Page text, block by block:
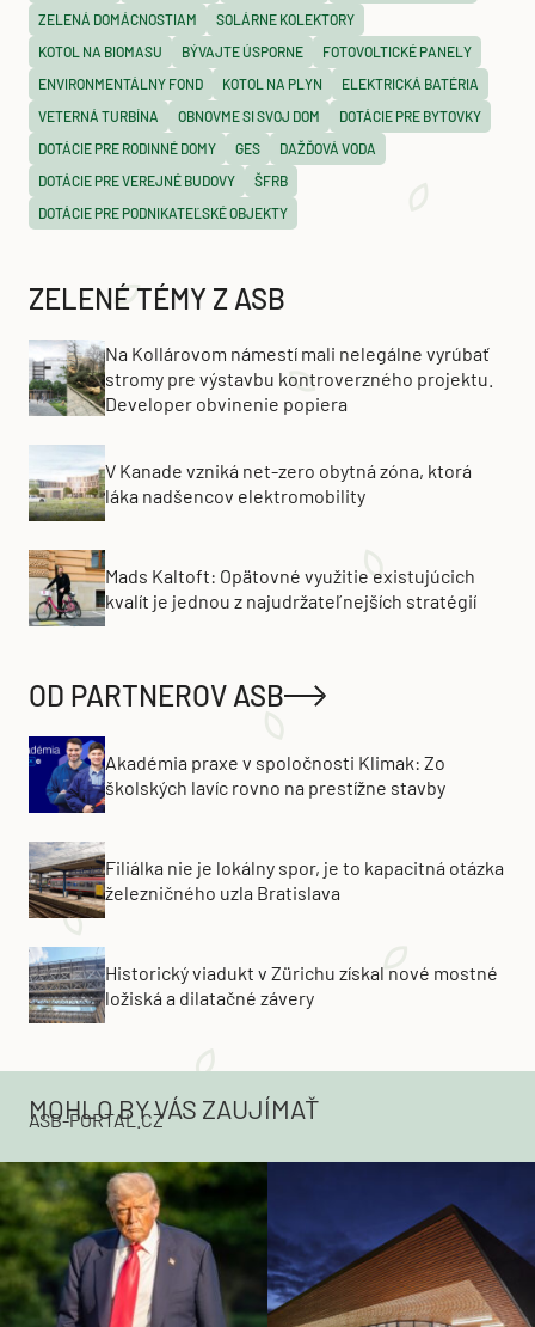
ZELENÁ DOMÁCNOSTIAM
SOLÁRNE KOLEKTORY
KOTOL NA BIOMASU
BÝVAJTE ÚSPORNE
FOTOVOLTICKÉ PANELY
ENVIRONMENTÁLNY FOND
KOTOL NA PLYN
ELEKTRICKÁ BATÉRIA
VETERNÁ TURBÍNA
OBNOVME SI SVOJ DOM
DOTÁCIE PRE BYTOVKY
DOTÁCIE PRE RODINNÉ DOMY
GES
DAŽĎOVÁ VODA
DOTÁCIE PRE VEREJNÉ BUDOVY
ŠFRB
DOTÁCIE PRE PODNIKATEĽSKÉ OBJEKTY
ZELENÉ TÉMY Z ASB
Na Kollárovom námestí mali nelegálne vyrúbať
stromy pre výstavbu kontroverzného projektu.
Developer obvinenie popiera
V Kanade vzniká net-zero obytná zóna, ktorá
láka nadšencov elektromobility
Mads Kaltoft: Opätovné využitie existujúcich
kvalít je jednou z najudržateľnejších stratégií
OD PARTNEROV ASB
Akadémia praxe v spoločnosti Klimak: Zo
školských lavíc rovno na prestížne stavby
Filiálka nie je lokálny spor, je to kapacitná otázka
železničného uzla Bratislava
Historický viadukt v Zürichu získal nové mostné
ložiská a dilatačné závery
MOHLO BY VÁS ZAUJÍMAŤ
ASB-PORTAL.CZ